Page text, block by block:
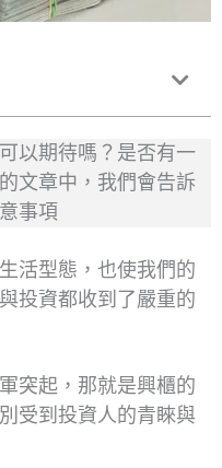
以期待嗎？是否有一
文章中，我們會告訴
事項
活型態，也使我們的
投資都收到了嚴重的
突起，那就是興櫃的
受到投資人的青睞與